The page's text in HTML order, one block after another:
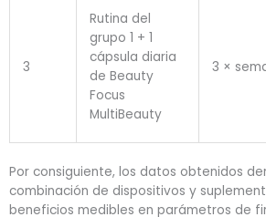
3
Rutina del
grupo 1 + 1
cápsula diaria
de Beauty
Focus
MultiBeauty
3 ×
Por consiguiente, los datos obtenidos
combinación de dispositivos y
beneficios medibles en parámetros de